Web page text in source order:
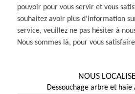
pouvoir pour vous servir et vous
souhaitez avoir plus d’information
service, veuillez ne pas hésiter à
Nous sommes là, pour vous
NOUS
Dessouchage arbre et haie